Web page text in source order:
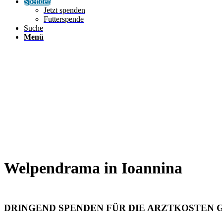
Jetzt spenden
Futterspende
Suche
Menü
Welpendrama in Ioannina
DRINGEND SPENDEN FÜR DIE ARZTKOSTEN